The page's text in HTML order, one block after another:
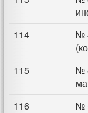
114
№
115
№
116 №